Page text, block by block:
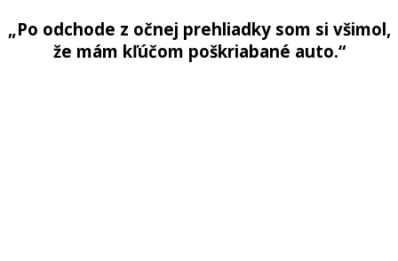
„Po odchode z očnej prehliadky som si všimol,
že mám kľúčom poškriabané auto.“